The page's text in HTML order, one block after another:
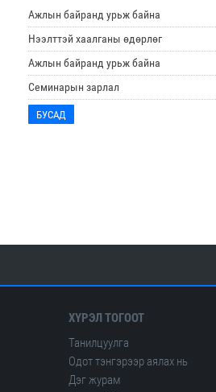
Ажлын байранд урьж байна
Нээлттэй хаалганы өдөрлөг
Ажлын байранд урьж байна
Семинарын зарлал
БУСАД
ХҮРЭЛ ТОГООТ
Танилцуулга
Одот тэнгэрээр аялах нь
Дэг журам